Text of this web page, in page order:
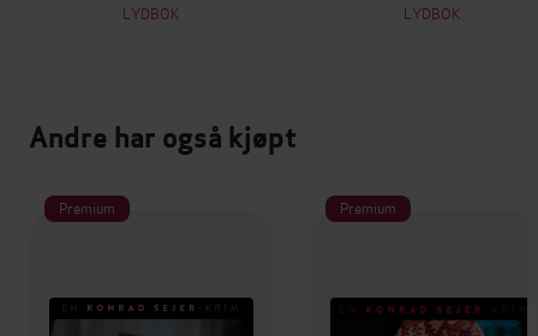
LYDBOK LYDBOK
Andre har også kjøpt
Premium Premium